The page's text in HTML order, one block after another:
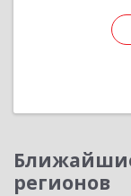
регионов